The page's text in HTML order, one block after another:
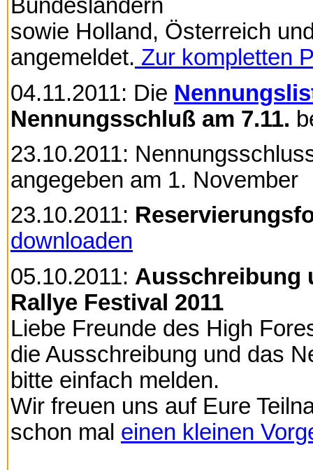
Bundesländern
sowie Holland, Österreich
angemeldet. Zur kompletten
04.11.2011: Die
Nennungsschluß am 7.11.
23.10.2011:
angegeben am 1. November
23.10.2011:
downloaden
05.10.2011: Ausschreibung
Rallye Festival 2011
Liebe Freunde des High
die Ausschreibung und das
bitte einfach melden.
Wir freuen uns auf Eure
schon mal einen kleinen